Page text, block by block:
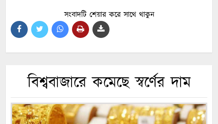
সংবাদটি শেয়ার করে সাথে থাকুন
বিশ্ববাজারে কমেছে স্বর্ণের দাম